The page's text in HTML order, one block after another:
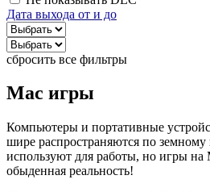
Дата выхода от и до
сбросить все фильтры
Mac игры
Компьютеры и портативные
шире распространяются по
используют для работы, но игры на
обыденная реальность!